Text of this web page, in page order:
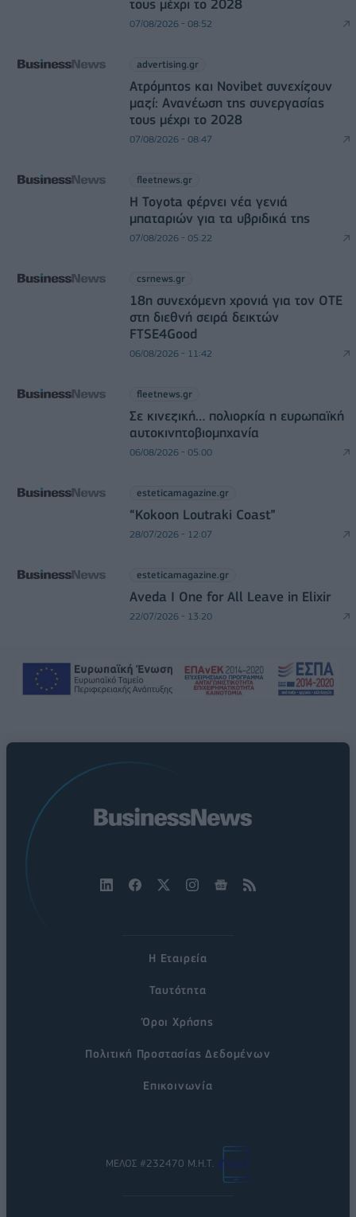
τους μέχρι το 2028
07/08/2026 - 08:52
advertising.gr
Ατρόμητος και Novibet συνεχίζουν
μαζί: Ανανέωση της συνεργασίας
τους μέχρι το 2028
07/08/2026 - 08:47
fleetnews.gr
Η Toyota φέρνει νέα γενιά
μπαταριών για τα υβριδικά της
07/08/2026 - 05:22
csrnews.gr
18η συνεχόμενη χρονιά για τον ΟΤΕ
στη διεθνή σειρά δεικτών
FTSE4Good
06/08/2026 - 11:42
fleetnews.gr
Σε κινεζική… πολιορκία η ευρωπαϊκή
αυτοκινητοβιομηχανία
06/08/2026 - 05:00
esteticamagazine.gr
“Kokoon Loutraki Coast”
28/07/2026 - 12:07
esteticamagazine.gr
Aveda I One for All Leave in Elixir
22/07/2026 - 13:20
Η Εταιρεία
Ταυτότητα
Όροι Χρήσης
Πολιτική Προστασίας Δεδομένων
Επικοινωνία
ΜΕΛΟΣ #232470 Μ.Η.Τ.